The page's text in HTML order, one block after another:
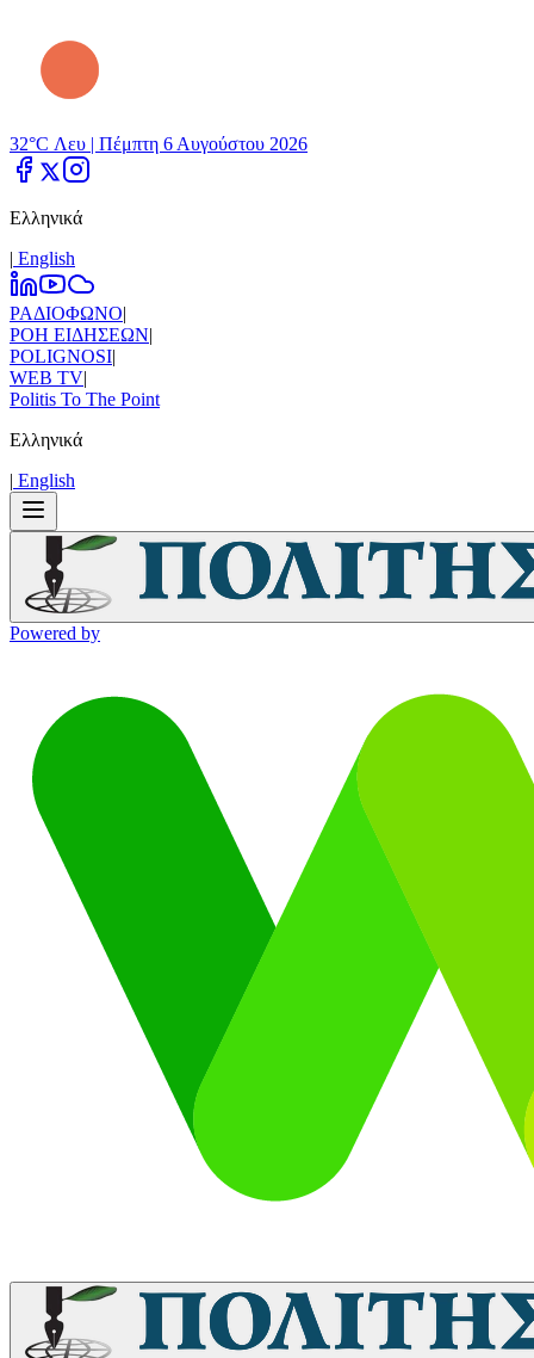
32°C Λευ | Πέμπτη 6 Αυγούστου 2026
Ελληνικά
| Εnglish
ΡΑΔΙΟΦΩΝΟ|
ΡΟΗ ΕΙΔΗΣΕΩΝ|
POLIGNOSI|
WEB TV|
Politis To The Point
Ελληνικά
| Εnglish
Powered by